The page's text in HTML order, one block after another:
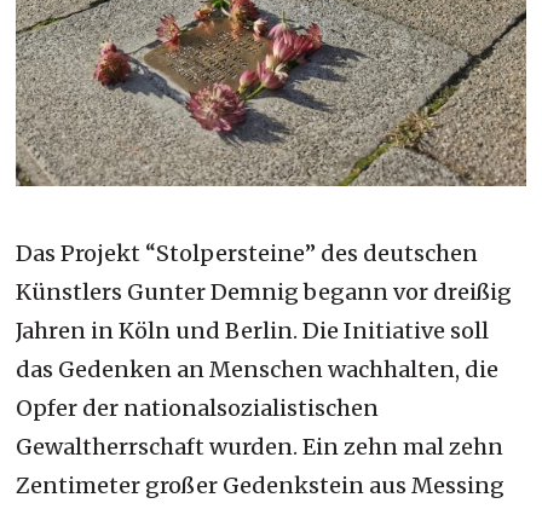
Das Projekt “Stolpersteine” des deutschen
Künstlers Gunter Demnig begann vor dreißig
Jahren in Köln und Berlin. Die Initiative soll
das Gedenken an Menschen wachhalten, die
Opfer der nationalsozialistischen
Gewaltherrschaft wurden. Ein zehn mal zehn
Zentimeter großer Gedenkstein aus Messing